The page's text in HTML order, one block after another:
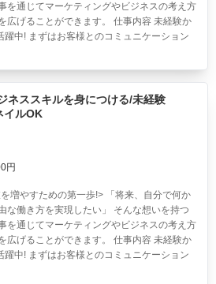
を通じてマーケティングやビジネスの考え方
広げることができます。 仕事内容 未経験か
躍中! まずはお客様とのコミュニケーション
ネススキルを身につける/未経験
イルOK
円
増やすための第一歩!> 「将来、自分で何か
な働き方を実現したい」 そんな想いを持つ
を通じてマーケティングやビジネスの考え方
広げることができます。 仕事内容 未経験か
躍中! まずはお客様とのコミュニケーション